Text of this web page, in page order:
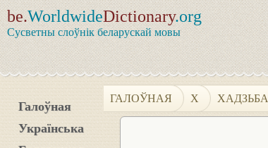
be.WorldwideDictionary.org
Сусветны слоўнік беларускай мовы
Галоўная
Українська
ГАЛОЎНАЯ Х ХАДЗЬБА